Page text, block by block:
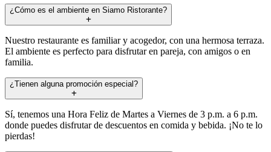
¿Cómo es el ambiente en Siamo Ristorante?
Nuestro restaurante es familiar y acogedor, con una hermosa terraza.
El ambiente es perfecto para disfrutar en pareja, con amigos o en
familia.
¿Tienen alguna promoción especial?
Sí, tenemos una Hora Feliz de Martes a Viernes de 3 p.m. a 6 p.m.
donde puedes disfrutar de descuentos en comida y bebida. ¡No te lo
pierdas!